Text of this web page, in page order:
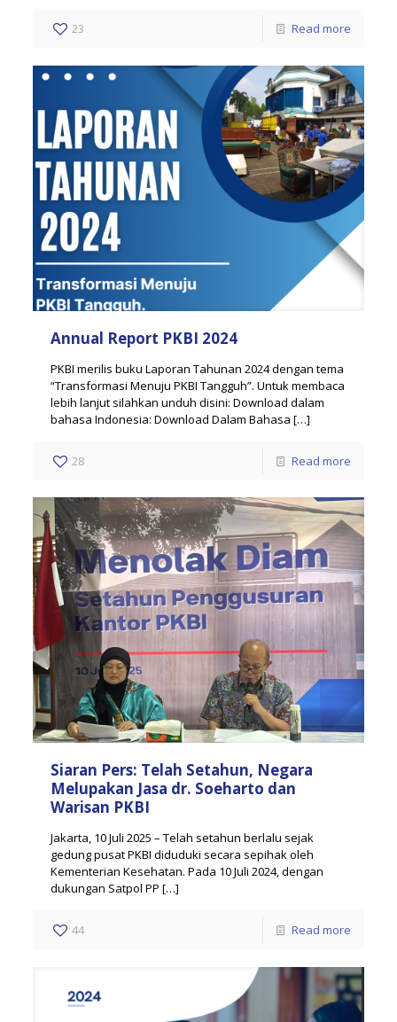
23 Read more
Annual Report PKBI 2024
PKBI merilis buku Laporan Tahunan 2024 dengan tema
“Transformasi Menuju PKBI Tangguh”. Untuk membaca
lebih lanjut silahkan unduh disini: Download dalam
bahasa Indonesia: Download Dalam Bahasa […]
28 Read more
Siaran Pers: Telah Setahun, Negara
Melupakan Jasa dr. Soeharto dan
Warisan PKBI
Jakarta, 10 Juli 2025 – Telah setahun berlalu sejak
gedung pusat PKBI diduduki secara sepihak oleh
Kementerian Kesehatan. Pada 10 Juli 2024, dengan
dukungan Satpol PP […]
44 Read more